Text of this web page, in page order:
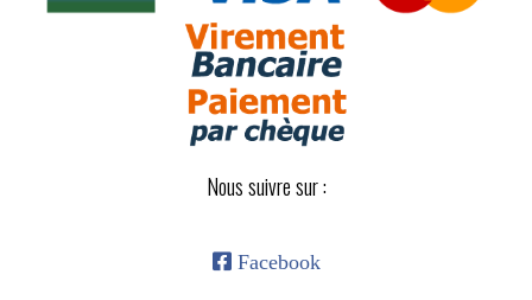
Nous suivre sur :
 Facebook